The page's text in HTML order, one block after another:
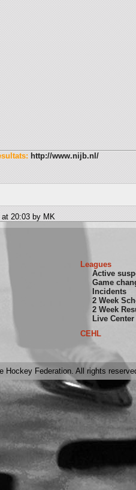
http://www.nijb.nl/
20:03 by MK
Leagues
Active
Game
Incidents
2 Week
2 Week
Live Center
CEHL
Hockey Federation. All rights